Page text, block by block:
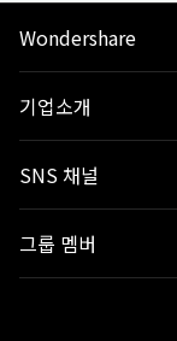
Wondershare
기업소개
SNS 채널
그룹 멤버